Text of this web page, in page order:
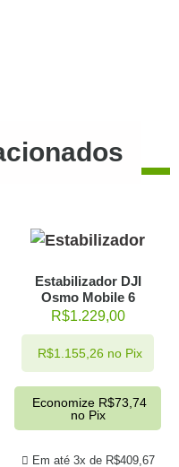
Estabilizador DJI
Osmo Mobile 6
R$1.229,00
Em até 3x de R$409,67
R$1.155,26 no Pix
Economize R$73,74
no Pix